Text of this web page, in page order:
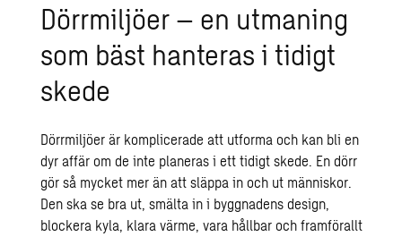
Dörrmiljöer – en utmaning
som bäst hanteras i tidigt
skede
Dörrmiljöer är komplicerade att utforma och kan bli en
dyr affär om de inte planeras i ett tidigt skede. En dörr
gör så mycket mer än att släppa in och ut människor.
Den ska se bra ut, smälta in i byggnadens design,
blockera kyla, klara värme, vara hållbar och framförallt